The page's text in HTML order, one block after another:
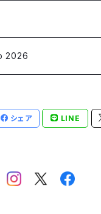
2026
シェア LINE